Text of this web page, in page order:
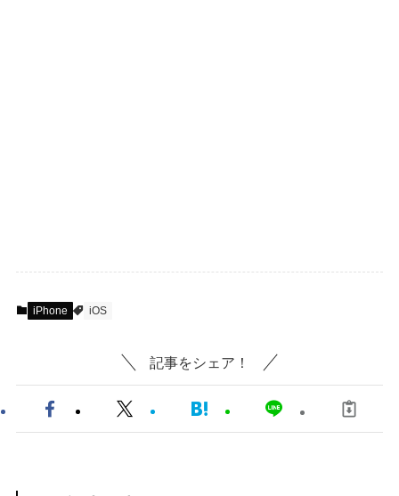
iPhone iOS
記事をシェア！